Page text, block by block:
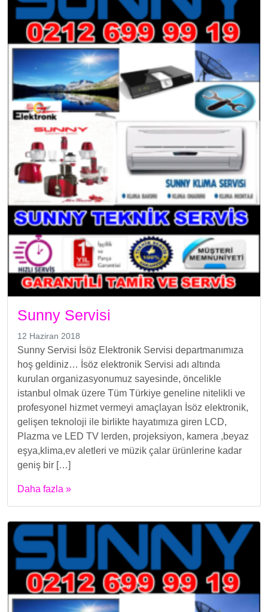
Sunny Servisi
12 Haziran 2018
Sunny Servisi İsöz Elektronik Servisi departmanımıza
hoş geldiniz… İsöz elektronik Servisi adı altında
kurulan organizasyonumuz sayesinde, öncelikle
istanbul olmak üzere Tüm Türkiye geneline nitelikli ve
profesyonel hizmet vermeyi amaçlayan İsöz elektronik,
gelişen teknoloji ile birlikte hayatımıza giren LCD,
Plazma ve LED TV lerden, projeksiyon, kamera ,beyaz
eşya,klima,ev aletleri ve müzik çalar ürünlerine kadar
geniş bir […]
Daha fazla »